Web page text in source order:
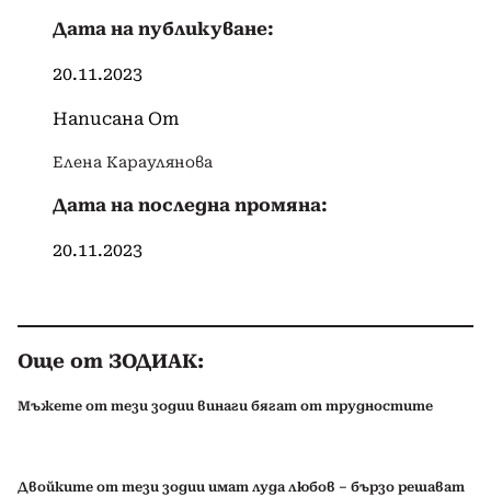
Дата на публикуване:
20.11.2023
Написана От
Елена Караулянова
Дата на последна промяна:
20.11.2023
Още от ЗОДИАК:
Мъжете от тези зодии винаги бягат от трудностите
Двойките от тези зодии имат луда любов – бързо решават